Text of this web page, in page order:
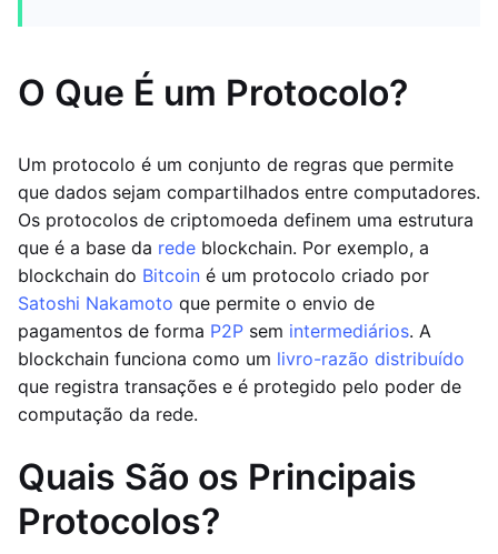
O Que É um Protocolo?
Um protocolo é um conjunto de regras que permite
que dados sejam compartilhados entre computadores.
Os protocolos de criptomoeda definem uma estrutura
que é a base da rede blockchain. Por exemplo, a
blockchain do Bitcoin é um protocolo criado por
Satoshi Nakamoto que permite o envio de
pagamentos de forma P2P sem intermediários. A
blockchain funciona como um livro-razão distribuído
que registra transações e é protegido pelo poder de
computação da rede.
Quais São os Principais
Protocolos?